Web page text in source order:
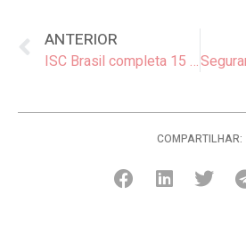
ANTERIOR
ISC Brasil completa 15 anos em 2020 e anuncia novidades em seu formato e conteúdo
COMPARTILHAR: